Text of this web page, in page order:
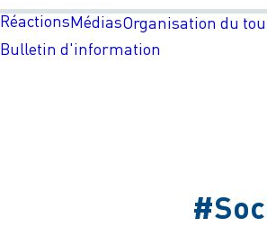
RéactionsMédiasOrganisation du
Bulletin d'information